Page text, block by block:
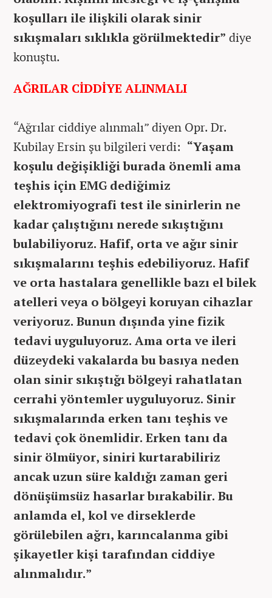
koşulları ile ilişkili olarak sinir
sıkışmaları sıklıkla görülmektedir” diye
konuştu.
AĞRILAR CİDDİYE ALINMALI
“Ağrılar ciddiye alınmalı” diyen Opr. Dr.
Kubilay Ersin şu bilgileri verdi: “Yaşam
koşulu değişikliği burada önemli ama
teşhis için EMG dediğimiz
elektromiyografi test ile sinirlerin ne
kadar çalıştığını nerede sıkıştığını
bulabiliyoruz. Hafif, orta ve ağır sinir
sıkışmalarını teşhis edebiliyoruz. Hafif
ve orta hastalara genellikle bazı el bilek
atelleri veya o bölgeyi koruyan cihazlar
veriyoruz. Bunun dışında yine fizik
tedavi uyguluyoruz. Ama orta ve ileri
düzeydeki vakalarda bu basıya neden
olan sinir sıkıştığı bölgeyi rahatlatan
cerrahi yöntemler uyguluyoruz. Sinir
sıkışmalarında erken tanı teşhis ve
tedavi çok önemlidir. Erken tanı da
sinir ölmüyor, siniri kurtarabiliriz
ancak uzun süre kaldığı zaman geri
dönüşümsüz hasarlar bırakabilir. Bu
anlamda el, kol ve dirseklerde
görülebilen ağrı, karıncalanma gibi
şikayetler kişi tarafından ciddiye
alınmalıdır.”